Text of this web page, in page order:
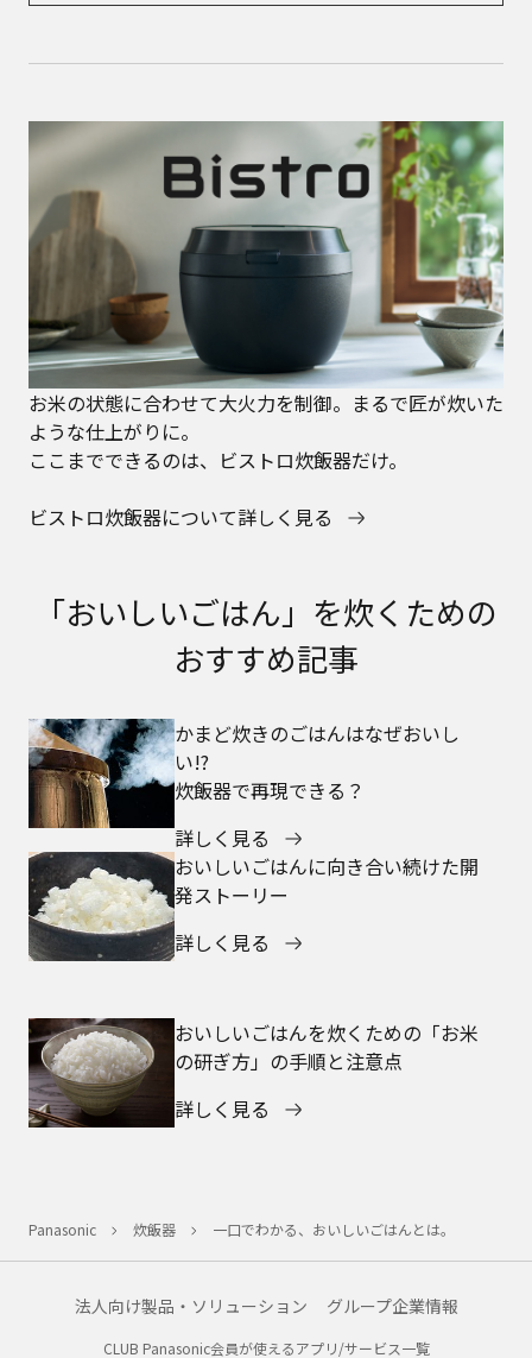
お米の状態に合わせて大火力を制御。まるで匠が炊いた
ような仕上がりに。
ここまでできるのは、ビストロ炊飯器だけ。
ビストロ炊飯器について詳しく見る
「おいしいごはん」を炊くための
おすすめ記事
かまど炊きのごはんはなぜおいし
い!?
炊飯器で再現できる？
詳しく見る
おいしいごはんに向き合い続けた開
発ストーリー
詳しく見る
おいしいごはんを炊くための「お米
の研ぎ方」の手順と注意点
詳しく見る
Panasonic 炊飯器 一口でわかる、おいしいごはんとは。
法人向け製品・ソリューション グループ企業情報
CLUB Panasonic会員が使えるアプリ/サービス一覧